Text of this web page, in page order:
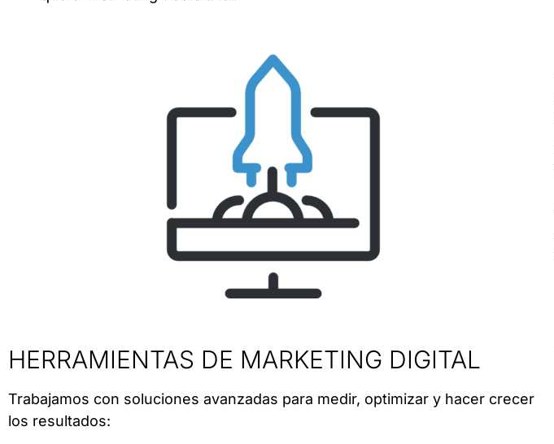
HERRAMIENTAS DE MARKETING DIGITAL
Trabajamos con soluciones avanzadas para medir, optimizar y hacer crecer
los resultados: